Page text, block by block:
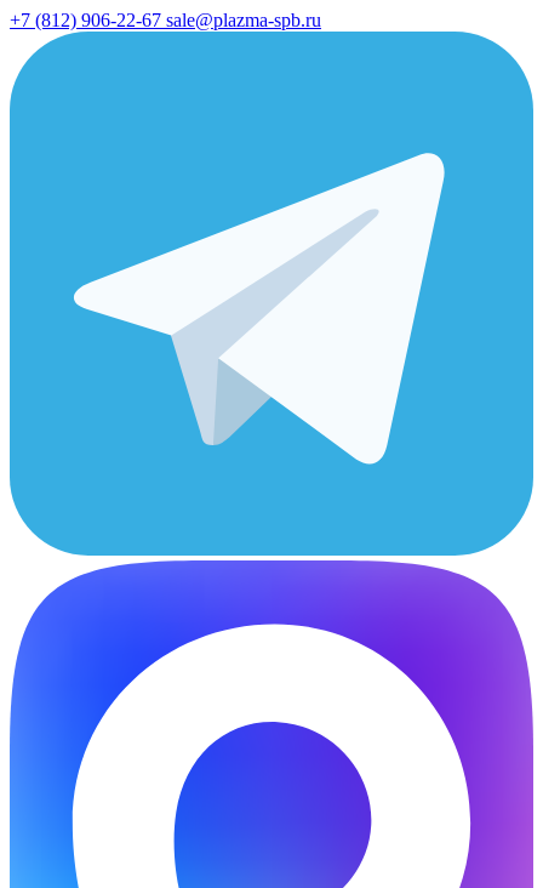
+7 (812) 906-22-67 sale@plazma-spb.ru